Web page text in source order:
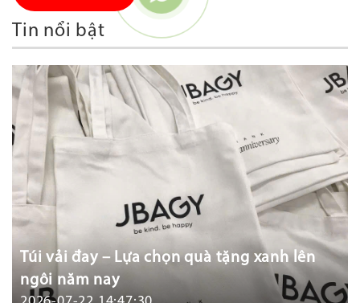
Tin nổi bật
Túi vải đay – Lựa chọn quà tặng xanh lên
ngôi năm nay